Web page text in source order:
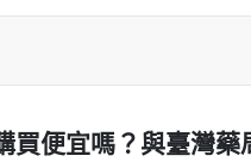
便宜嗎？與臺灣藥